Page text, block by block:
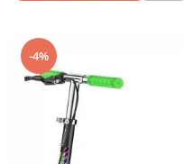
-4%